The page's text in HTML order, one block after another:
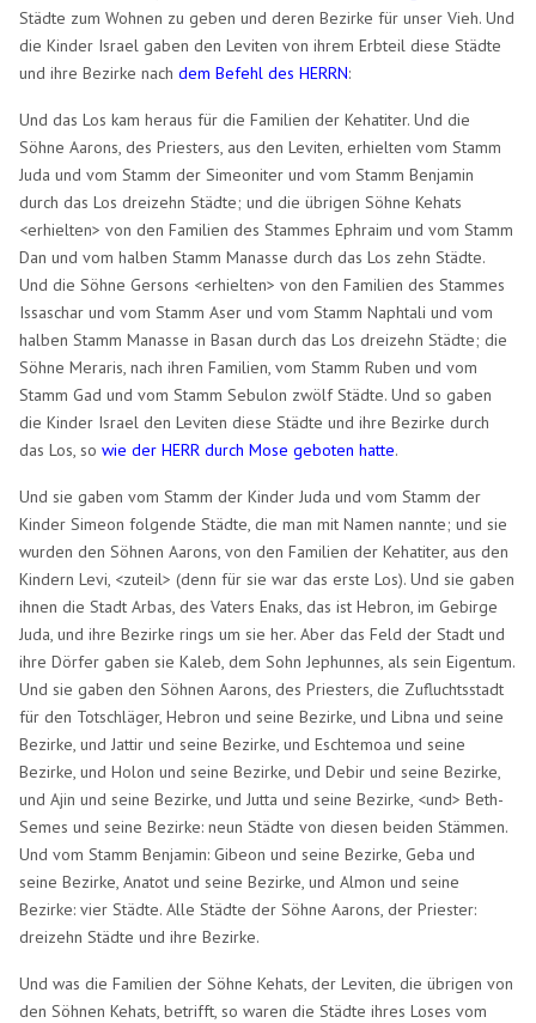
Städte zum Wohnen zu geben und deren Bezirke für unser Vieh. Und
die Kinder Israel gaben den Leviten von ihrem Erbteil diese Städte
und ihre Bezirke nachdem Befehl des HERRN:
Und das Los kam heraus für die Familien der Kehatiter. Und die
Söhne Aarons, des Priesters, aus den Leviten, erhielten vom Stamm
Juda und vom Stamm der Simeoniter und vom Stamm Benjamin
durch das Los dreizehn Städte; und die übrigen Söhne Kehats
<erhielten> von den Familien des Stammes Ephraim und vom Stamm
Dan und vom halben Stamm Manasse durch das Los zehn Städte.
Und die Söhne Gersons <erhielten> von den Familien des Stammes
Issaschar und vom Stamm Aser und vom Stamm Naphtali und vom
halben Stamm Manasse in Basan durch das Los dreizehn Städte; die
Söhne Meraris, nach ihren Familien, vom Stamm Ruben und vom
Stamm Gad und vom Stamm Sebulon zwölf Städte. Und so gaben
die Kinder Israel den Leviten diese Städte und ihre Bezirke durch
das Los, sowie der HERR durch Mose geboten hatte.
Und sie gaben vom Stamm der Kinder Juda und vom Stamm der
Kinder Simeon folgende Städte, die man mit Namen nannte; und sie
wurden den Söhnen Aarons, von den Familien der Kehatiter, aus den
Kindern Levi, <zuteil> (denn für sie war das erste Los). Und sie gaben
ihnen die Stadt Arbas, des Vaters Enaks, das ist Hebron, im Gebirge
Juda, und ihre Bezirke rings um sie her. Aber das Feld der Stadt und
ihre Dörfer gaben sie Kaleb, dem Sohn Jephunnes, als sein Eigentum.
Und sie gaben den Söhnen Aarons, des Priesters, die Zufluchtsstadt
für den Totschläger, Hebron und seine Bezirke, und Libna und seine
Bezirke, und Jattir und seine Bezirke, und Eschtemoa und seine
Bezirke, und Holon und seine Bezirke, und Debir und seine Bezirke,
und Ajin und seine Bezirke, und Jutta und seine Bezirke, <und> Beth-
Semes und seine Bezirke: neun Städte von diesen beiden Stämmen.
Und vom Stamm Benjamin: Gibeon und seine Bezirke, Geba und
seine Bezirke, Anatot und seine Bezirke, und Almon und seine
Bezirke: vier Städte. Alle Städte der Söhne Aarons, der Priester:
dreizehn Städte und ihre Bezirke.
Und was die Familien der Söhne Kehats, der Leviten, die übrigen von
den Söhnen Kehats, betrifft, so waren die Städte ihres Loses vom